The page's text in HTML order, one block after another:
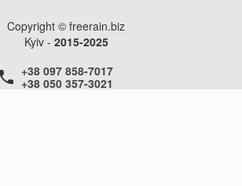
Copyright © freerain.biz
Kyiv - 2015-2025
+38 097 858-7017
+38 050 357-3021